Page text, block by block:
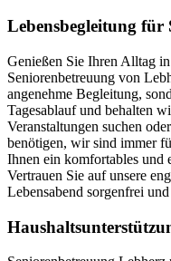
Lebensbegleitung
Genießen Sie Ihren Alltag
Seniorenbetreuung von
angenehme Begleitung,
Tagesablauf und behalten
Veranstaltungen suchen
benötigen, wir sind immer
Ihnen ein komfortables und
Vertrauen Sie auf unsere
Lebensabend sorgenfrei